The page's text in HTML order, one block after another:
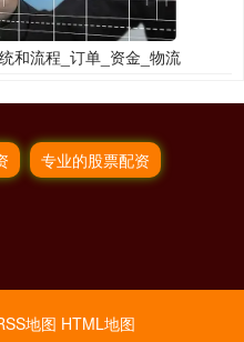
和流程_订单_资金_物流
专业的股票配资
地图 HTML地图